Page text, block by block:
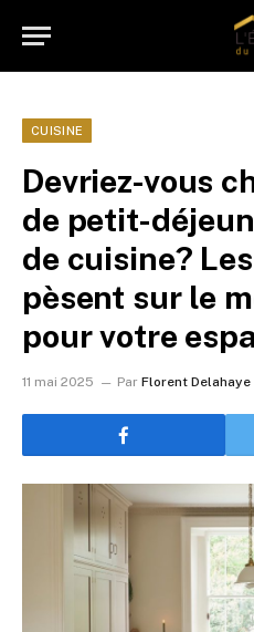
CUISINE
Devriez-vous
de petit-
de cuisine?
pèsent sur le
pour votre
11 mai 2025 Par Florent Delahaye